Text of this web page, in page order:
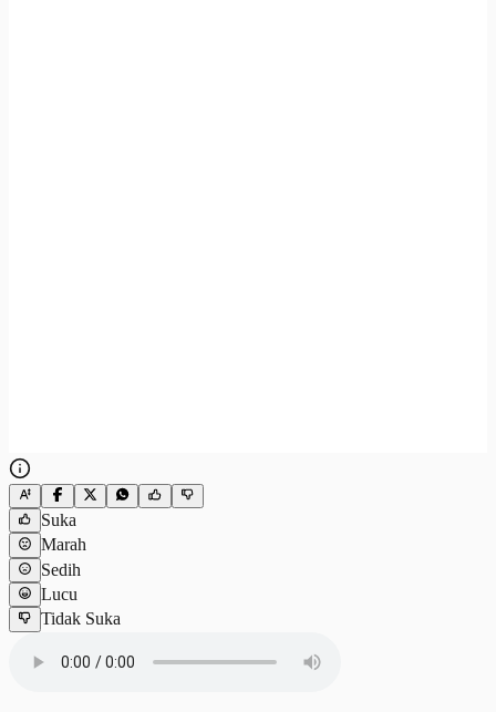
Suka
Marah
Sedih
Lucu
Tidak Suka